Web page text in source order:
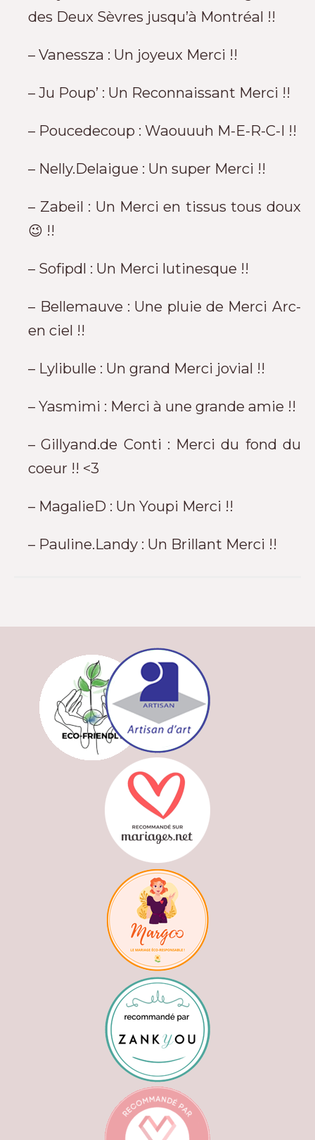
des Deux Sèvres jusqu’à Montréal !!
– Vanessza : Un joyeux Merci !!
– Ju Poup’ : Un Reconnaissant Merci !!
– Poucedecoup : Waouuuh M-E-R-C-I !!
– Nelly.Delaigue : Un super Merci !!
– Zabeil : Un Merci en tissus tous doux
😉 !!
– Sofipdl : Un Merci lutinesque !!
– Bellemauve : Une pluie de Merci Arc-
en ciel !!
– Lylibulle : Un grand Merci jovial !!
– Yasmimi : Merci à une grande amie !!
– Gillyand.de Conti : Merci du fond du
coeur !! <3
– MagalieD : Un Youpi Merci !!
– Pauline.Landy : Un Brillant Merci !!